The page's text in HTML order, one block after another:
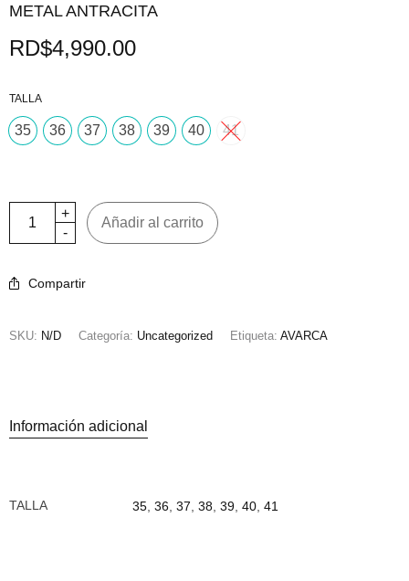
METAL ANTRACITA
RD$4,990.00
TALLA
35 36 37 38 39 40 41
Añadir al carrito
Compartir
SKU: N/D Categoría: Uncategorized Etiqueta: AVARCA
Información adicional
TALLA 35 36 37 38 39 40 41